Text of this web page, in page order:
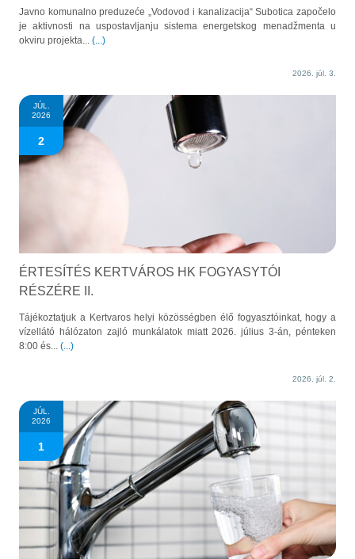
Javno komunalno preduzeće „Vodovod i kanalizacija“ Subotica započelo
je aktivnosti na uspostavljanju sistema energetskog menadžmenta u
okviru projekta... (...)
2026. júl. 3.
JÚL.
2026
2
ÉRTESÍTÉS KERTVÁROS HK FOGYASYTÓI
RÉSZÉRE II.
Tájékoztatjuk a Kertvaros helyi közösségben élő fogyasztóinkat, hogy a
vízellátó hálózaton zajló munkálatok miatt 2026. július 3-án, pénteken
8:00 és... (...)
2026. júl. 2.
JÚL.
2026
1